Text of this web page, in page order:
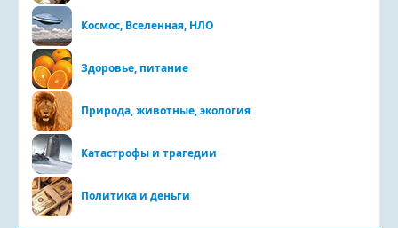
Космос, Вселенная, НЛО
Здоровье, питание
Природа, животные, экология
Катастрофы и трагедии
Политика и деньги